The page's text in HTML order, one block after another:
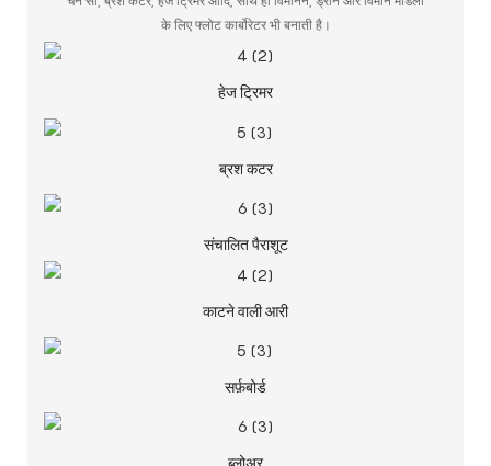
के लिए फ्लोट कार्बोरेटर भी बनाती है।
हेज ट्रिमर
ब्रश कटर
संचालित पैराशूट
काटने वाली आरी
सर्फ़बोर्ड